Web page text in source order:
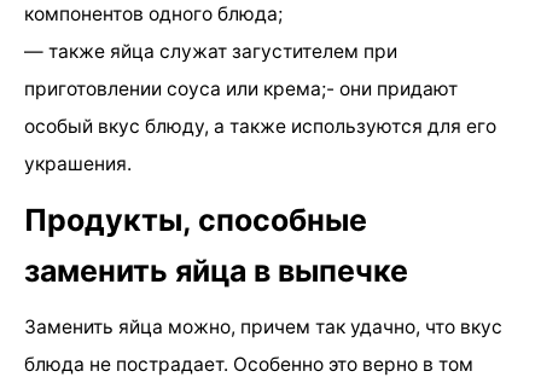
компонентов одного блюда;
— также яйца служат загустителем при
приготовлении соуса или крема;- они придают
особый вкус блюду, а также используются для его
украшения.
Продукты, способные
заменить яйца в выпечке
Заменить яйца можно, причем так удачно, что вкус
блюда не пострадает. Особенно это верно в том